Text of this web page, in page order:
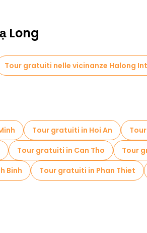
Long
Tour gratuiti nelle vicinanze Halong
Tour gratuiti in Hoi An
Tour gratuiti in Can Tho Tour
Binh Tour gratuiti in Phan Thiet